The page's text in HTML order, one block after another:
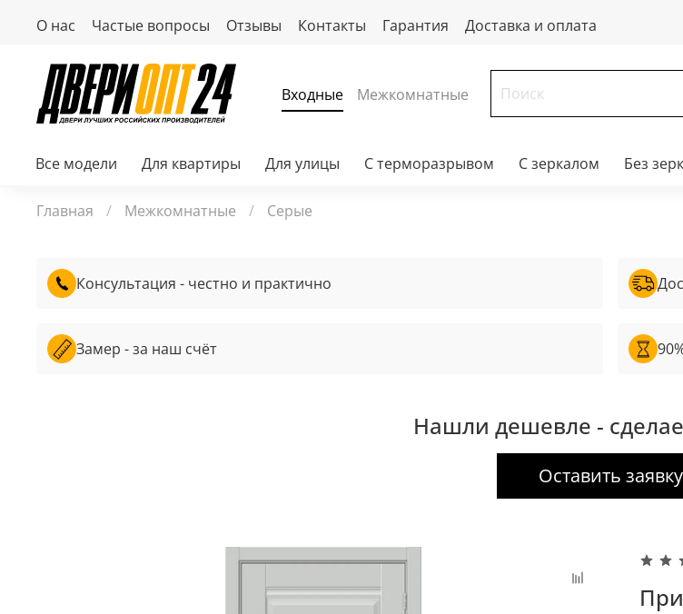
О нас Частые вопросы Отзывы Контакты Гарантия Доставка и оплата
Входные Межкомнатные
Все модели Для квартиры Для улицы С терморазрывом С зеркалом Без
Главная Межкомнатные Серые
Консультация - честно и практично
Замер - за наш счёт
Нашли дешевле -
Оставить заявку